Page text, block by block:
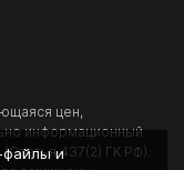
цен,
информационный
437(2) ГК РФ).
файлы и